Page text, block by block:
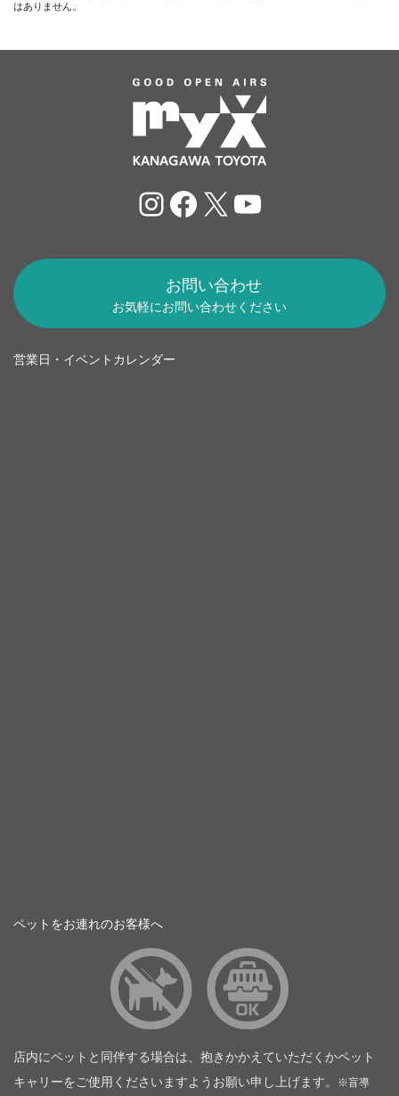
はありません。
Instagram
Facebook
X YouTube
お問い合わせ
お気軽にお問い合わせください
営業日・イベントカレンダー
ペットをお連れのお客様へ
店内にペットと同伴する場合は、抱きかかえていただくかペット
キャリーをご使用くださいますようお願い申し上げます。
※盲導